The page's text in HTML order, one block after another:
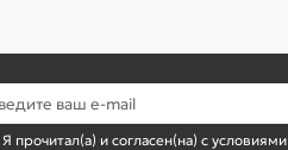
Я прочитал(а) и согласен(на) с условиями